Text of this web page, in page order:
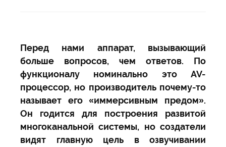
Перед нами аппарат, вызывающий
больше вопросов, чем ответов. По
функционалу номинально это AV-
процессор, но производитель почему-то
называет его «иммерсивным предом».
Он годится для построения развитой
многоканальной системы, но создатели
видят главную цель в озвучивании